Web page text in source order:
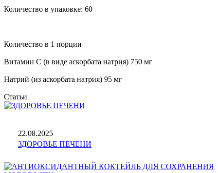
Количество в упаковке: 60
Количество в 1 порции
Витамин С (в виде аскорбата натрия) 750 мг
Натрий (из аскорбата натрия) 95 мг
Статьи
22.08.2025
ЗДОРОВЬЕ ПЕЧЕНИ